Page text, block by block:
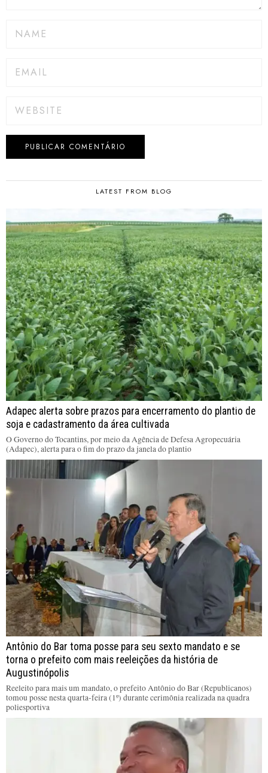
LATEST FROM BLOG
Adapec alerta sobre prazos para encerramento do plantio de
soja e cadastramento da área cultivada
O Governo do Tocantins, por meio da Agência de Defesa Agropecuária
(Adapec), alerta para o fim do prazo da janela do plantio
Antônio do Bar toma posse para seu sexto mandato e se
torna o prefeito com mais reeleições da história de
Augustinópolis
Reeleito para mais um mandato, o prefeito Antônio do Bar (Republicanos)
tomou posse nesta quarta-feira (1º) durante cerimônia realizada na quadra
poliesportiva